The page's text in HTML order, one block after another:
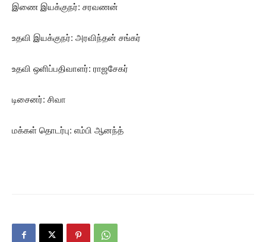
இணை இயக்குநர்: சரவணன்
உதவி இயக்குநர்: அரவிந்தன் சங்கர்
உதவி ஒளிப்பதிவாளர்: ராஜசேகர்
டிசைனர்: சிவா
மக்கள் தொடர்பு: எம்பி ஆனந்த்